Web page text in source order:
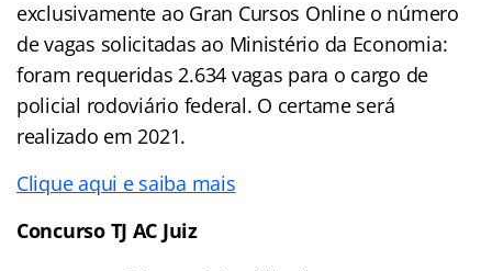
exclusivamente ao Gran Cursos Online o número
de vagas solicitadas ao Ministério da Economia:
foram requeridas 2.634 vagas para o cargo de
policial rodoviário federal. O certame será
realizado em 2021.
Clique aqui e saiba mais
Concurso TJ AC Juiz